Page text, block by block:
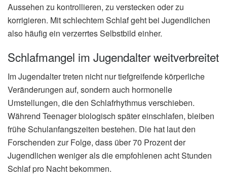
Aussehen zu kontrollieren, zu verstecken oder zu
korrigieren. Mit schlechtem Schlaf geht bei Jugendlichen
also häufig ein verzerrtes Selbstbild einher.
Schlafmangel im Jugendalter weitverbreitet
Im Jugendalter treten nicht nur tiefgreifende körperliche
Veränderungen auf, sondern auch hormonelle
Umstellungen, die den Schlafrhythmus verschieben.
Während Teenager biologisch später einschlafen, bleiben
frühe Schulanfangszeiten bestehen. Die hat laut den
Forschenden zur Folge, dass über 70 Prozent der
Jugendlichen weniger als die empfohlenen acht Stunden
Schlaf pro Nacht bekommen.